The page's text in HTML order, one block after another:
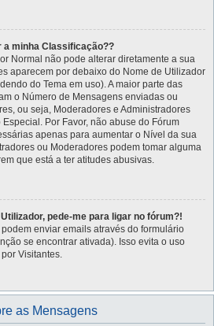
a minha Classificação??
Normal não pode alterar diretamente a sua
aparecem por debaixo do Nome de Utilizador
do Tema em uso). A maior parte das
o Número de Mensagens enviadas ou
ou seja, Moderadores e Administradores
Por Favor, não abuse do Fórum
apenas para aumentar o Nível da sua
ou Moderadores podem tomar alguma
que está a ter atitudes abusivas.
pede-me para ligar no fórum?!
enviar emails através do formulário
se encontrar ativada). Isso evita o uso
Visitantes.
as Mensagens